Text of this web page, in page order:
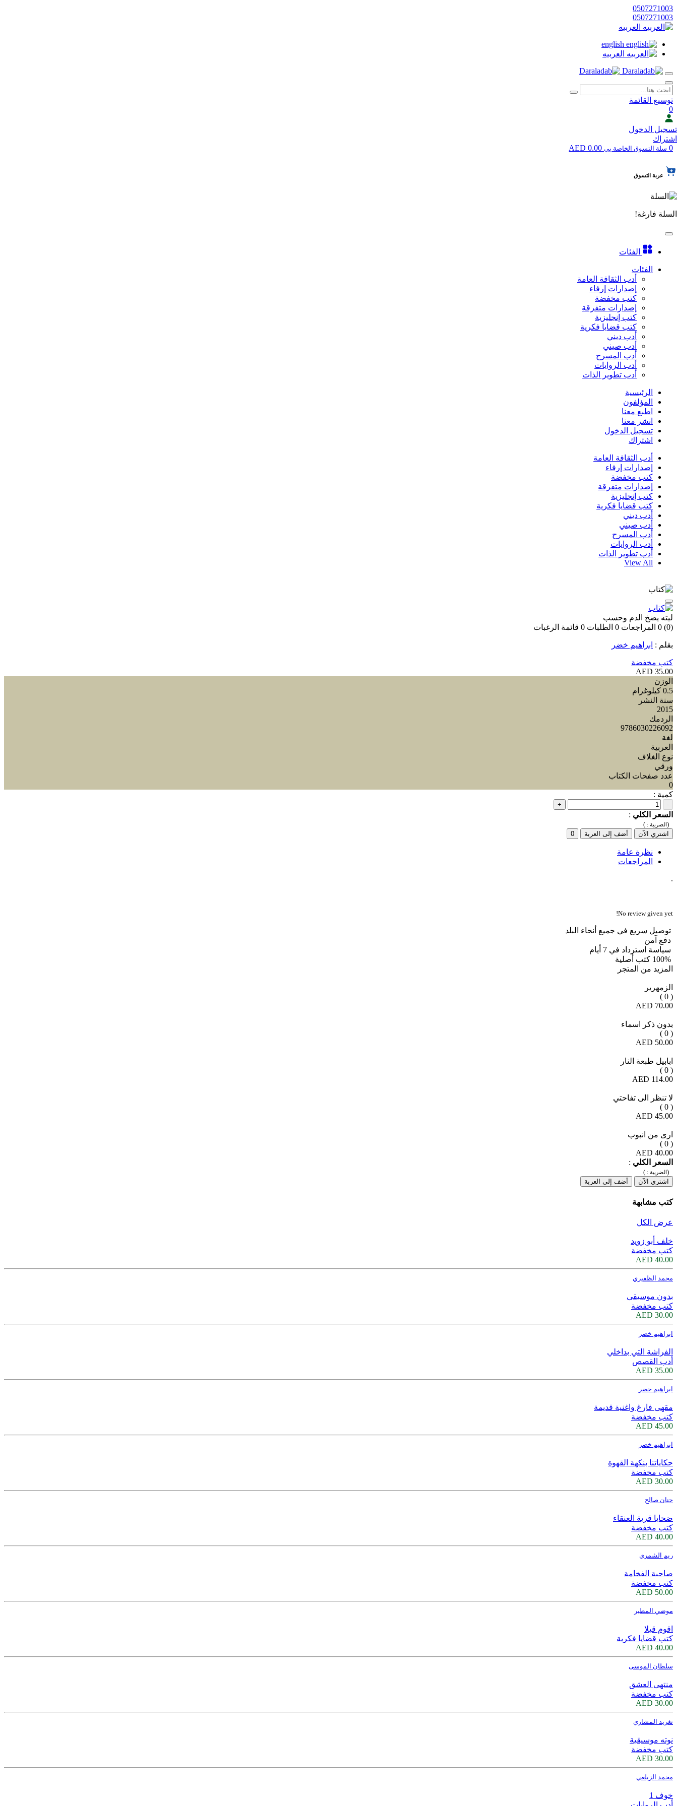
0507271003
0507271003
العربيه
english
العربيه
توسيع القائمة
0
تسجيل الدخول
اشتراك
0 سلة التسوق الخاصة بي
عربة التسوق
السلة فارغة!
الفئات
الفئات
أدب الثقافة العامة
إصدارات إرفاء
كتب مخفضة
إصدارات متفرقة
كتب إنجليزية
كتب قضايا فكرية
أدب ديني
أدب صيني
أدب المسرح
أدب الروايات
أدب تطوير الذات
الرئيسية
المؤلفون
اطبع معنا
انشر معنا
تسجيل الدخول
اشتراك
أدب الثقافة العامة
إصدارات إرفاء
كتب مخفضة
إصدارات متفرقة
كتب إنجليزية
كتب قضايا فكرية
أدب ديني
أدب صيني
أدب المسرح
أدب الروايات
أدب تطوير الذات
View All
ليته يضخ الدم وحسب
(0)
0 المراجعات 0 الطلبات 0 قائمة الرغبات
بقلم : ابراهيم خضر
كتب مخفضة
35.00 AED
الوزن
0.5 كيلوغرام
سنة النشر
2015
الردمك
9786030226092
لغة
العربية
نوع الغلاف
ورقي
عدد صفحات الكتاب
0
كمية :
-
+
السعر الكلي :
(الضريبة : )
اشتري الآن
أضف إلى العربة 0
نظرة عامة
المراجعات
.
No review given yet!
توصيل سريع في جميع أنحاء البلد
دفع آمن
سياسة استرداد في 7 أيام
100% كتب أصلية
المزيد من المتجر
الزمهرير
( 0 )
70.00 AED
بدون ذكر اسماء
( 0 )
50.00 AED
ابابيل طبعة النار
( 0 )
114.00 AED
لا تنظر الى تفاحتي
( 0 )
45.00 AED
ارى من انبوب
( 0 )
40.00 AED
السعر الكلي :
(الضريبة : )
اشتري الآن
أضف إلى العربة
كتب مشابهة
عرض الكل
خلف أبو زويد
كتب مخفضة
40.00 AED
محمد الظفيري
بدون موسيقى
كتب مخفضة
30.00 AED
ابراهيم خضر
الفراشة التي بداخلي
أدب القصص
35.00 AED
ابراهيم خضر
مقهى فارغ واغنية قديمة
كتب مخفضة
45.00 AED
ابراهيم خضر
حكاياتنا بنكهة القهوة
كتب مخفضة
30.00 AED
حنان صالح
ضحايا قرية العنقاء
كتب مخفضة
40.00 AED
ريم الشمري
صاحبة الفخامة
كتب مخفضة
50.00 AED
موضي المطير
اقوم قيلا
كتب قضايا فكرية
40.00 AED
سلطان الموسى
منتهى العشق
كتب مخفضة
30.00 AED
تغريد المشاري
نوته موسيقية
كتب مخفضة
30.00 AED
محمد الزيلعي
خوف 1